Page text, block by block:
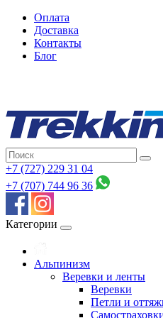
Оплата
Доставка
Контакты
Блог
+7 (727) 229 31 04
+7 (707) 744 96 36
Категории
Альпинизм
Веревки и ленты
Веревки
Петли и